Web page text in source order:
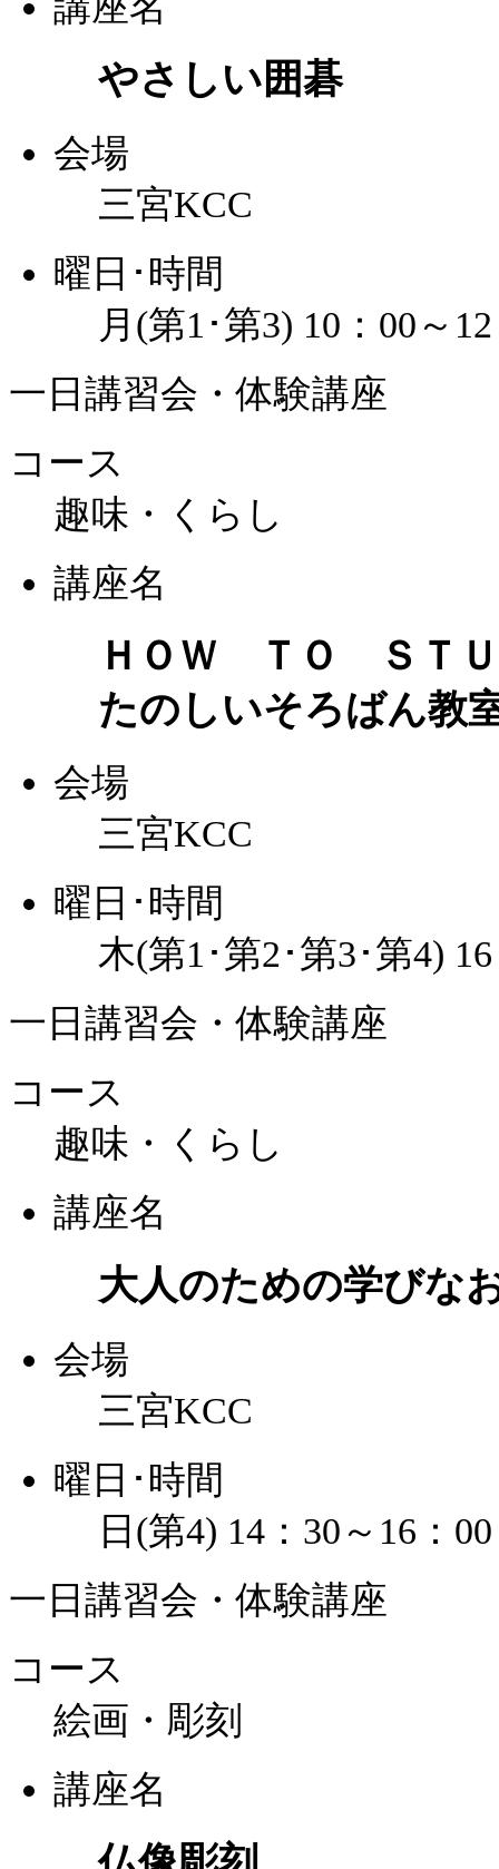
やさしい囲碁
会場
三宮KCC
曜日･時間
月(第1･第3) 10：00～
一日講習会・体験講座
コース
趣味・くらし
講座名
ＨＯＷ ＴＯ ＳＴＵ
たのしいそろばん教
会場
三宮KCC
曜日･時間
木(第1･第2･第3･第4)
一日講習会・体験講座
コース
趣味・くらし
講座名
大人のための学びな
会場
三宮KCC
曜日･時間
日(第4) 14：30～16：00
一日講習会・体験講座
コース
絵画・彫刻
講座名